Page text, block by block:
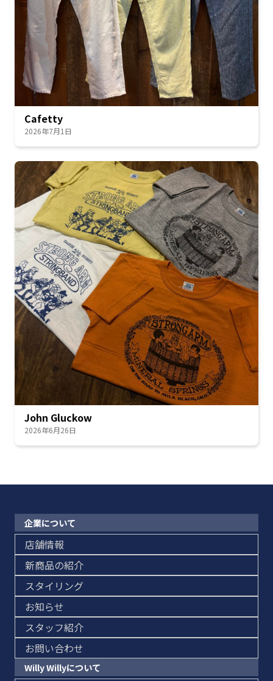
Cafetty
2026年7月1日
John Gluckow
2026年6月26日
企業について
店舗情報
新商品の紹介
スタイリング
お知らせ
スタッフ紹介
お問い合わせ
Willy Willyについて